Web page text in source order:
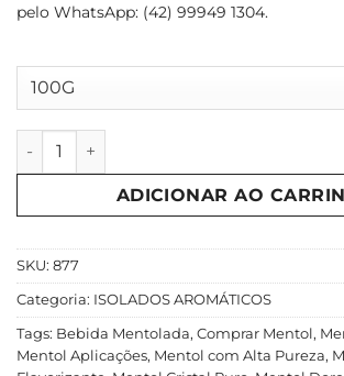
pelo WhatsApp: (42) 99949 1304.
L-Mentol Cristal quantidade
ADICIONAR AO
SKU: 877
Categoria: ISOLADOS AROMÁTICOS
Tags: Bebida Mentolada, Comprar Mentol,
Mentol Aplicações, Mentol com Alta Pureza,